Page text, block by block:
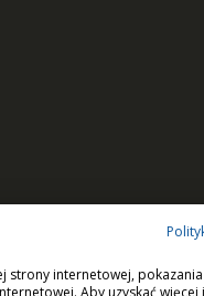
strony internetowej, pokazania
Aby uzyskać